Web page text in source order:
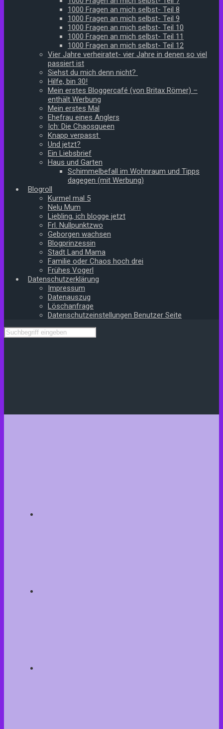
1000 Fragen an mich selbst- Teil 8
1000 Fragen an mich selbst- Teil 9
1000 Fragen an mich selbst- Teil 10
1000 Fragen an mich selbst- Teil 11
1000 Fragen an mich selbst- Teil 12
Vier Jahre verheiratet- vier Jahre in denen so viel
passiert ist
Siehst du mich denn nicht?
Hilfe, bin 30!
Mein erstes Bloggercafé (von Britax Römer) –
enthält Werbung
Mein erstes Mal
Ehefrau eines Anglers
Ich: Die Chaosqueen
Knapp verpasst
Und jetzt?
Ein Liebsbrief
Haus und Garten
Schimmelbefall im Wohnraum und Tipps
dagegen (mit Werbung)
Blogroll
Kurmel mal 5
Nelu Mum
Liebling, ich blogge jetzt
Frl. Nullpunktzwo
Geborgen wachsen
Blogprinzessin
Stadt Land Mama
Familie oder Chaos hoch drei
Frühes Vogerl
Datenschutzerklärung
Impressum
Datenauszug
Löschanfrage
Datenschutzeinstellungen Benutzer Seite